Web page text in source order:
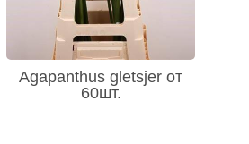
Agapanthus gletsjer от
60шт.